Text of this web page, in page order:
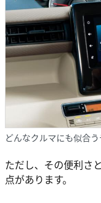
どんなクルマにも似合う
ただし、その便利さ
点があります。